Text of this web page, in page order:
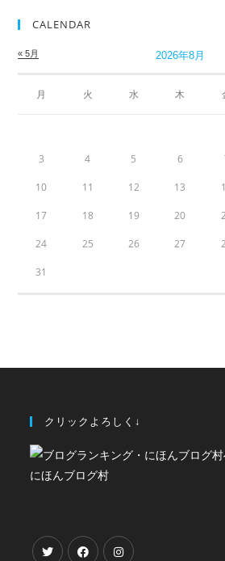
CALENDAR
2026年8月
月 火 水 木
« 5月
3 4 5 6
10 11 12 13
17 18 19 20
24 25 26 27
31
クリックよろしく↓
にほんブログ村